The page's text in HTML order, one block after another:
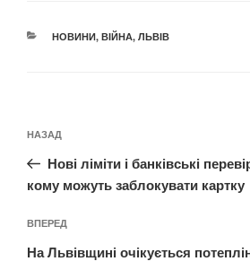
КАТЕГОРІЇ
НОВИНИ, ВІЙНА, ЛЬВІВ
записів
Попередній
запис:
НАЗАД
Нові ліміти і банківські
кому можуть заблокувати картку
Наступний
запис
ВПЕРЕД
На Львівщині очікується